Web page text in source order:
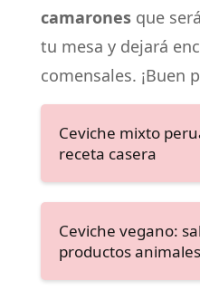
camaronesque
tu mesa y dejará
comensales. ¡Buen
Ceviche mixto
receta casera
Ceviche vegano:
productos animales